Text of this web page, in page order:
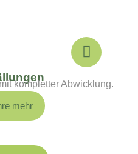
kompletter Abwicklung.
mehr